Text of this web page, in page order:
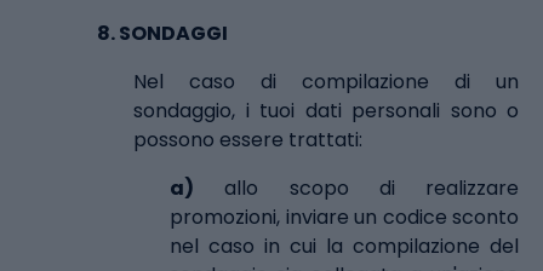
8.SONDAGGI
Nel caso di compilazione di un
sondaggio, i tuoi dati personali sono o
possono essere trattati:
a) allo scopo di realizzare
promozioni, inviare un codice sconto
nel caso in cui la compilazione del